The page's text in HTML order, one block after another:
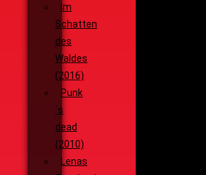
Im
Schatten
des
Waldes
(2016)
Punk
´s
dead
(2010)
Lenas